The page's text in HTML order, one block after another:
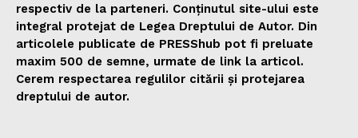
respectiv de la parteneri. Conținutul site-ului este
integral protejat de Legea Dreptului de Autor. Din
articolele publicate de PRESShub pot fi preluate
maxim 500 de semne, urmate de link la articol.
Cerem respectarea regulilor citării și protejarea
dreptului de autor.